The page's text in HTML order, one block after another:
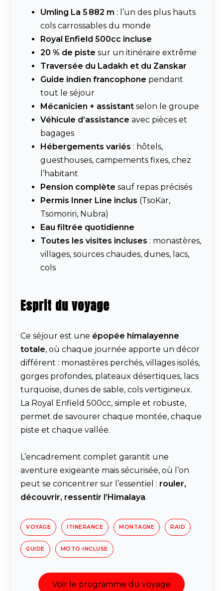
Umling La 5 882 m : l’un des plus hauts
cols carrossables du monde
Royal Enfield 500cc incluse
20 % de piste sur un itinéraire extrême
Traversée du Ladakh et du Zanskar
Guide indien francophone pendant
tout le séjour
Mécanicien + assistant selon le groupe
Véhicule d’assistance avec pièces et
bagages
Hébergements variés : hôtels,
guesthouses, campements fixes, chez
l’habitant
Pension complète sauf repas précisés
Permis Inner Line inclus (TsoKar,
Tsomoriri, Nubra)
Eau filtrée quotidienne
Toutes les visites incluses : monastères,
villages, sources chaudes, dunes, lacs,
cols
Esprit du voyage
Ce séjour est une épopée himalayenne
totale, où chaque journée apporte un décor
différent : monastères perchés, villages isolés,
gorges profondes, plateaux désertiques, lacs
turquoise, dunes de sable, cols vertigineux.
La Royal Enfield 500cc, simple et robuste,
permet de savourer chaque montée, chaque
piste et chaque vallée.
L’encadrement complet garantit une
aventure exigeante mais sécurisée, où l’on
peut se concentrer sur l’essentiel : rouler,
découvrir, ressentir l’Himalaya.
VOYAGE ITINERANCE MONTAGNE RAID
GUIDE MOTO-INCLUSE
Voir le programme du voyage